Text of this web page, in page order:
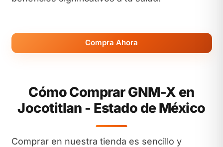
Compra Ahora
Cómo Comprar GNM-X en
Jocotitlan - Estado de México
Comprar en nuestra tienda es sencillo y